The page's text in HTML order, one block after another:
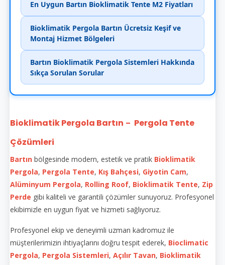
En Uygun Bartın Bioklimatik Tente M2 Fiyatları
Bioklimatik Pergola Bartın Ücretsiz Keşif ve
Montaj Hizmet Bölgeleri
Bartın Bioklimatik Pergola Sistemleri Hakkında
Sıkça Sorulan Sorular
Bioklimatik Pergola Bartın – Pergola Tente
Çözümleri
Bartın bölgesinde modern, estetik ve pratik Bioklimatik
Pergola, Pergola Tente, Kış Bahçesi, Giyotin Cam,
Alüminyum Pergola, Rolling Roof, Bioklimatik Tente, Zip
Perde gibi kaliteli ve garantili çözümler sunuyoruz. Profesyonel
ekibimizle en uygun fiyat ve hizmeti sağlıyoruz.
Profesyonel ekip ve deneyimli uzman kadromuz ile
müşterilerimizin ihtiyaçlarını doğru tespit ederek, Bioclimatic
Pergola, Pergola Sistemleri, Açılır Tavan, Bioklimatik